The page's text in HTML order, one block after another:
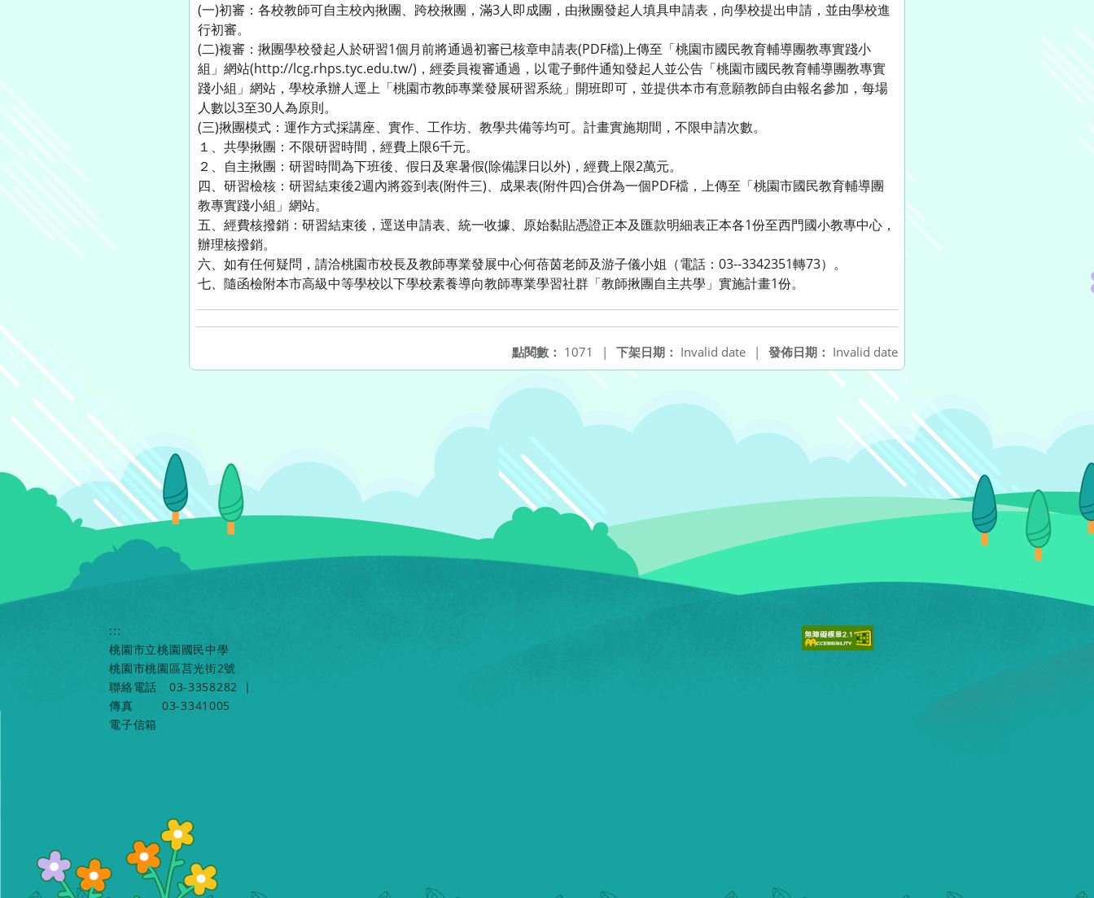
(一)初審：各校教師可自主校內揪團、跨校揪團，滿3人即成團，由揪團發起人填具申請表，向學校提出申請，並由學校進
行初審。
(二)複審：揪團學校發起人於研習1個月前將通過初審已核章申請表(PDF檔)上傳至「桃園市國民教育輔導團教專實踐小
組」網站(http://lcg.rhps.tyc.edu.tw/)，經委員複審通過，以電子郵件通知發起人並公告「桃園市國民教育輔導團教專實
踐小組」網站，學校承辦人逕上「桃園市教師專業發展研習系統」開班即可，並提供本市有意願教師自由報名參加，每場
人數以3至30人為原則。
(三)揪團模式：運作方式採講座、實作、工作坊、教學共備等均可。計畫實施期間，不限申請次數。
１、共學揪團：不限研習時間，經費上限6千元。
２、自主揪團：研習時間為下班後、假日及寒暑假(除備課日以外)，經費上限2萬元。
四、研習檢核：研習結束後2週內將簽到表(附件三)、成果表(附件四)合併為一個PDF檔，上傳至「桃園市國民教育輔導團
教專實踐小組」網站。
五、經費核撥銷：研習結束後，逕送申請表、統一收據、原始黏貼憑證正本及匯款明細表正本各1份至西門國小教專中心，
辦理核撥銷。
六、如有任何疑問，請洽桃園市校長及教師專業發展中心何蓓茵老師及游子儀小姐（電話：03--3342351轉73）。
七、隨函檢附本市高級中等學校以下學校素養導向教師專業學習社群「教師揪團自主共學」實施計畫1份。
發佈日期： Invalid date
下架日期： Invalid date |
點閱數： 1071 |
:::
桃園市立桃園國民中學
桃園市桃園區莒光街2號
聯絡電話
03-3358282
|
傳真
03-3341005
電子信箱